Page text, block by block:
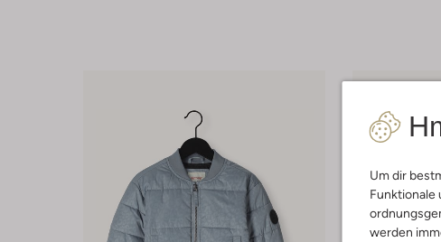
Um dir
Funktionale
werden